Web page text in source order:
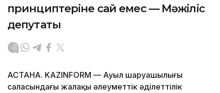
принциптеріне сай емес — Мәжіліс
депутаты
АСТАНА. KAZINFORM — Ауыл шаруашылығы
саласындағы жалақы әлеуметтік әділеттілік